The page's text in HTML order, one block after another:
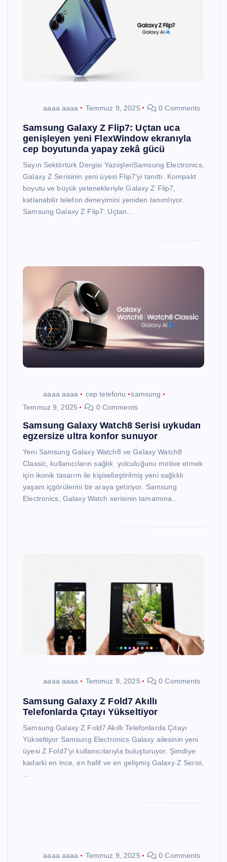
aaaa aaaa Temmuz 9, 2025 0 Comments
Samsung Galaxy Z Flip7: Uçtan uca
genişleyen yeni FlexWindow ekranıyla
cep boyutunda yapay zekâ gücü
Sayın Sektörtürk Dergisi YazıişleriSamsung Electronics,
Galaxy Z Serisinin yeni üyesi Flip7’yi tanıttı. Kompakt
boyutu ve büyük yetenekleriyle Galaxy Z Flip7,
katlanabilir telefon deneyimini yeniden tanımlıyor.
Samsung Galaxy Z Flip7: Uçtan…
aaaa aaaa cep telefonu
samsung
Temmuz 9, 2025
0 Comments
Samsung Galaxy Watch8 Serisi uykudan
egzersize ultra konfor sunuyor
Yeni Samsung Galaxy Watch8 ve Galaxy Watch8
Classic, kullanıcıların sağlık yolculuğunu motive etmek
için ikonik tasarım ile kişiselleştirilmiş yeni sağlıklı
yaşam içgörülerini bir araya getiriyor. Samsung
Electronics, Galaxy Watch serisinin tamamına…
aaaa aaaa Temmuz 9, 2025 0 Comments
Samsung Galaxy Z Fold7 Akıllı
Telefonlarda Çıtayı Yükseltiyor
Samsung Galaxy Z Fold7 Akıllı Telefonlarda Çıtayı
Yükseltiyor Samsung Electronics Galaxy ailesinin yeni
üyesi Z Fold7’yi kullanıcılarıyla buluşturuyor. Şimdiye
kadarki en ince, en hafif ve en gelişmiş Galaxy Z Serisi,
aaaa aaaa Temmuz 9, 2025 0 Comments